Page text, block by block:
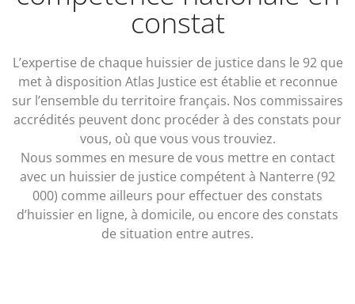
constat
L’expertise de chaque huissier de justice dans le 92 que
met à disposition Atlas Justice est établie et reconnue
sur l’ensemble du territoire français. Nos commissaires
accrédités peuvent donc procéder à des constats pour
vous, où que vous vous trouviez.
Nous sommes en mesure de vous mettre en contact
avec un huissier de justice compétent à Nanterre (92
000) comme ailleurs pour effectuer des constats
d’huissier en ligne, à domicile, ou encore des constats
de situation entre autres.